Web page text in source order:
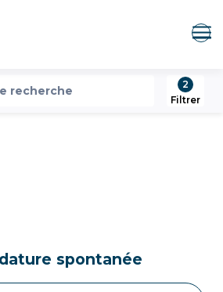
recherche
2
Filtrer
spontanée